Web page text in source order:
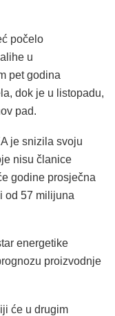
počelo
u
pet godina
dok je u listopadu,
pad.
je snizila svoju
nisu članice
godine prosječna
od 57 milijuna
energetike
proizvodnje
će u drugim